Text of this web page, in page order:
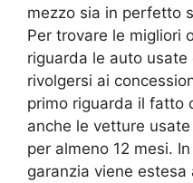
mezzo sia in perfetto
Per trovare le migliori
riguarda le auto usate
rivolgersi ai
primo riguarda il fatto
anche le vetture
per almeno 12 mesi.
garanzia viene